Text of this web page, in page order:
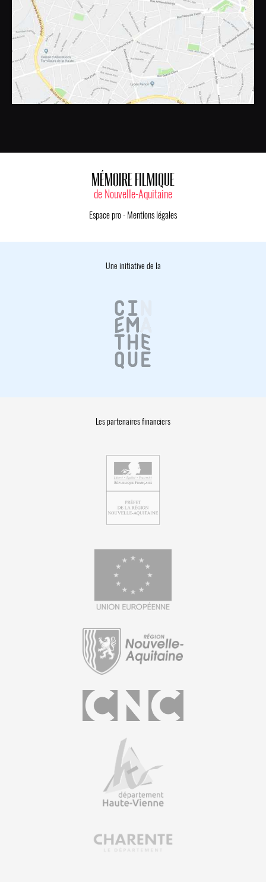
MÉMOIRE FILMIQUE
de Nouvelle-Aquitaine
Espace pro- Mentions légales
Une initiative de la
Les partenaires financiers